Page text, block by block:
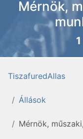
Mérnök,
TiszafuredAllas
Állások
Mérnök,